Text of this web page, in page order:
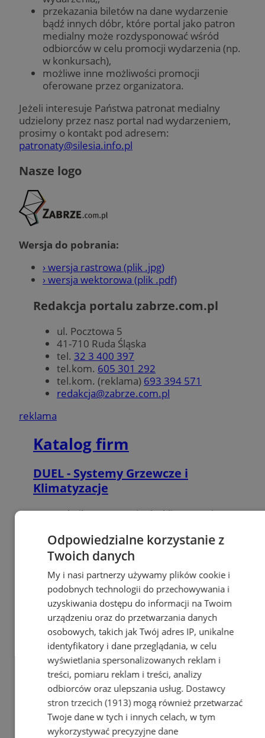
przekazania biletów na dane wydarzenie
bądź innych dóbr, które portal jako patron
medialny może rozdysponować wśród
odbiorców w celu promocji wydarzenia (np.
w konkursach),
możliwe inne możliwości promocji
oferowane przez organizatora.
Jeżeli interesuje Państwa patronat medialny
udzielony przez nasz portal nad wydarzeniem,
prosimy o kontakt pod adresem:
patronaty@silesia.info.pl
Nasze logo
Wersja do pobrania:
› wersja rastrowa (plik .jpg)
› wersja wektorowa (plik .pdf)
Redakcja portalu zabrze.com.pl
ul. Pocztowa 5
41-710 Ruda Śląska
tel. 32 3 400 397
tel.kom. 605 301 292
tel.kom. (reklama) 693 394 571
redakcja@zabrze.com.pl
reklama
Katalog firm
DUEL - Systemy Grzewcze i
Klimatyzacje
Fotowoltaika, pompy ciepła, klimatyzacja
reklama
Odpowiedzialne korzystanie z
Twoich danych
My i nasi partnerzy używamy plików cookie i
podobnych technologii do przechowywania i
uzyskiwania dostępu do informacji na Twoim
urządzeniu oraz do przetwarzania danych
osobowych, takich jak Twój adres IP, unikalne
identyfikatory i dane przeglądania, w celu
wyświetlania spersonalizowanych reklam i
treści, pomiaru reklam i treści, analizy
odbiorców oraz ulepszania usług. Dostawcy
stron trzecich (1913)mogą również przetwarzać
Twoje dane w tych i innych celach, w tym
wykorzystywać precyzyjne dane